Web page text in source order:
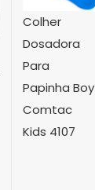
Colher
Dosadora
Para
Papinha Boy
Comtac
Kids 4107